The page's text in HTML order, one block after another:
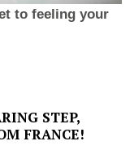
STEP,
FRANCE!